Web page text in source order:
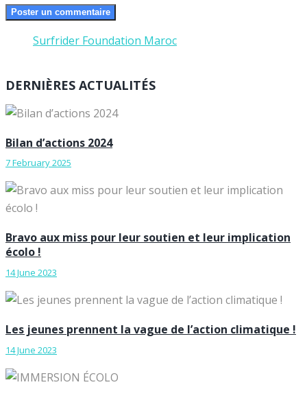
Surfrider Foundation Maroc
DERNIÈRES ACTUALITÉS
Bilan d’actions 2024
7 February 2025
Bravo aux miss pour leur soutien et leur implication
écolo !
14 June 2023
Les jeunes prennent la vague de l’action climatique !
14 June 2023